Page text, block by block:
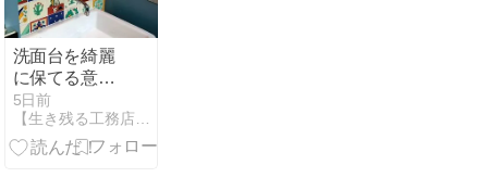
洗面台を綺麗
に保てる意外
な理由
5日前
【生き残る工務店、消える工務店】